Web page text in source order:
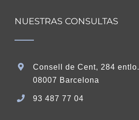
NUESTRAS CONSULTAS
Consell de Cent, 284 entlo.
08007 Barcelona
93 487 77 04